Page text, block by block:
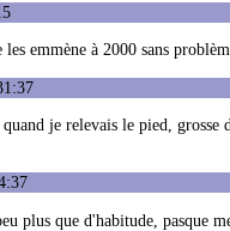
emmène à 2000 sans
je relevais le pied, grosse
plus que d'habitude, pasque